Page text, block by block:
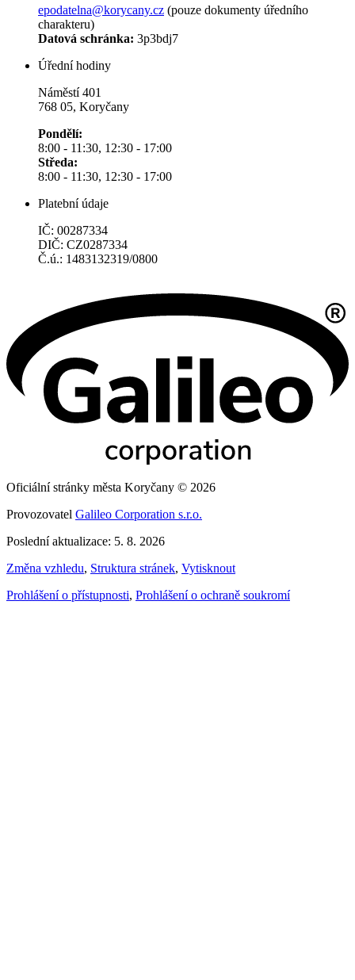
epodatelna@korycany.cz (pouze dokumenty úředního
charakteru)
Datová schránka: 3p3bdj7
Úřední hodiny
Náměstí 401
768 05, Koryčany
Pondělí:
8:00 - 11:30, 12:30 - 17:00
Středa:
8:00 - 11:30, 12:30 - 17:00
Platební údaje
IČ: 00287334
DIČ: CZ0287334
Č.ú.: 1483132319/0800
Oficiální stránky města Koryčany © 2026
Provozovatel Galileo Corporation s.r.o.
Poslední aktualizace: 5. 8. 2026
Změna vzhledu, Struktura stránek, Vytisknout
Prohlášení o přístupnosti, Prohlášení o ochraně soukromí